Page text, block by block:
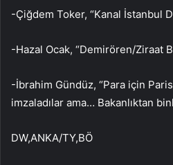
-Çiğdem Toker, “Kanal İstanbul
-Hazal Ocak, “Demirören/Ziraat
-İbrahim Gündüz, “Para için Paris
imzaladılar ama… Bakanlıktan
DW,ANKA/TY,BÖ